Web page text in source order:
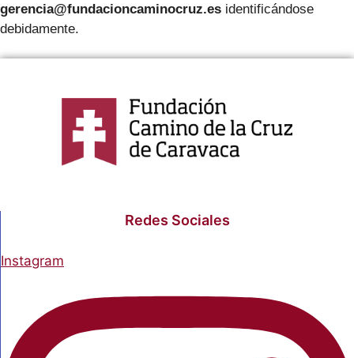
gerencia@fundacioncaminocruz.es identificándose
debidamente.
Redes Sociales
Instagram